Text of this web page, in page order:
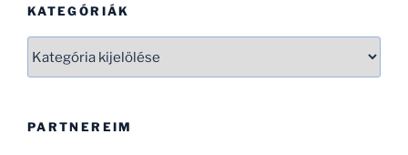
KATEGÓRIÁK
PARTNEREIM